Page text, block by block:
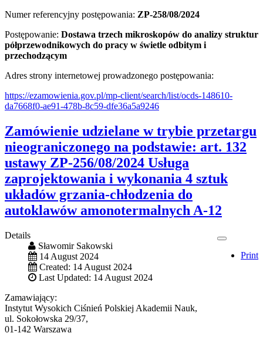
Numer referencyjny postępowania: ZP-258/08/2024
Postępowanie: Dostawa trzech mikroskopów do analizy struktur
półprzewodnikowych do pracy w świetle odbitym i
przechodzącym
Adres strony internetowej prowadzonego postępowania:
https://ezamowienia.gov.pl/mp-client/search/list/ocds-148610-
da7668f0-ae91-478b-8c59-dfe36a5a9246
Zamówienie udzielane w trybie przetargu
nieograniczonego na podstawie: art. 132
ustawy ZP-256/08/2024 Usługa
zaprojektowania i wykonania 4 sztuk
układów grzania-chłodzenia do
autoklawów amonotermalnych A-12
Print
Details
Sławomir Sakowski
14 August 2024
Created: 14 August 2024
Last Updated: 14 August 2024
Zamawiający:
Instytut Wysokich Ciśnień Polskiej Akademii Nauk,
ul. Sokołowska 29/37,
01-142 Warszawa